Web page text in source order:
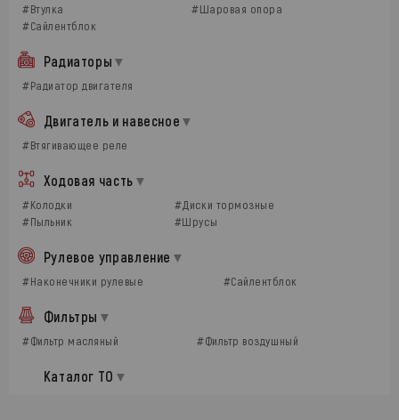
#Втулка
#Шаровая опора
#Сайлентблок
Радиаторы
#Радиатор двигателя
Двигатель и навесное
#Втягивающее реле
Ходовая часть
#Колодки
#Диски тормозные
#Пыльник
#Шрусы
Рулевое управление
#Наконечники рулевые #Сайлентблок
Фильтры
#Фильтр масляный #Фильтр воздушный
Каталог ТО